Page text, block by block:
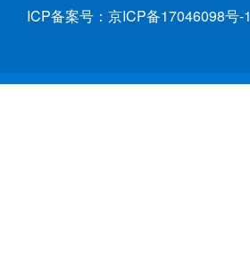
ICP备案号：京ICP备17046098号-1